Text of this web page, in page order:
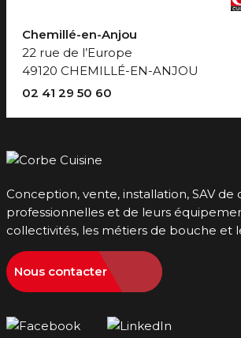
Conception, vente, installation, SAV de
professionnelles et de leurs
collectivités, les métiers de bouche et
Nous contacter
Chemillé-en-Anjou
22 rue de l’Europe
49120 CHEMILLÉ-EN-ANJOU
02 41 29 50 60